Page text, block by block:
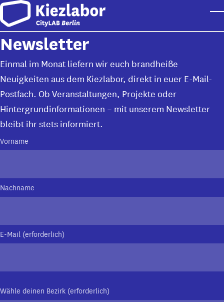
Skip to main content
Newsletter
Einmal im Monat liefern wir euch brandheiße
Neuigkeiten aus dem Kiezlabor, direkt in euer E-Mail-
Postfach. Ob Veranstaltungen, Projekte oder
Hintergrundinformationen – mit unserem Newsletter
bleibt ihr stets informiert.
Vorname
Nachname
E-Mail (erforderlich)
Wähle deinen Bezirk (erforderlich)